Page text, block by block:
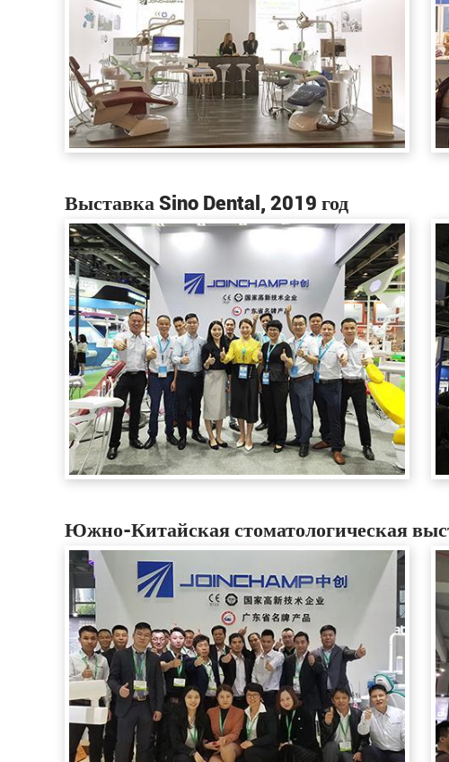
Выставка Sino Dental, 2019 год
Южно-Китайская стоматологическая